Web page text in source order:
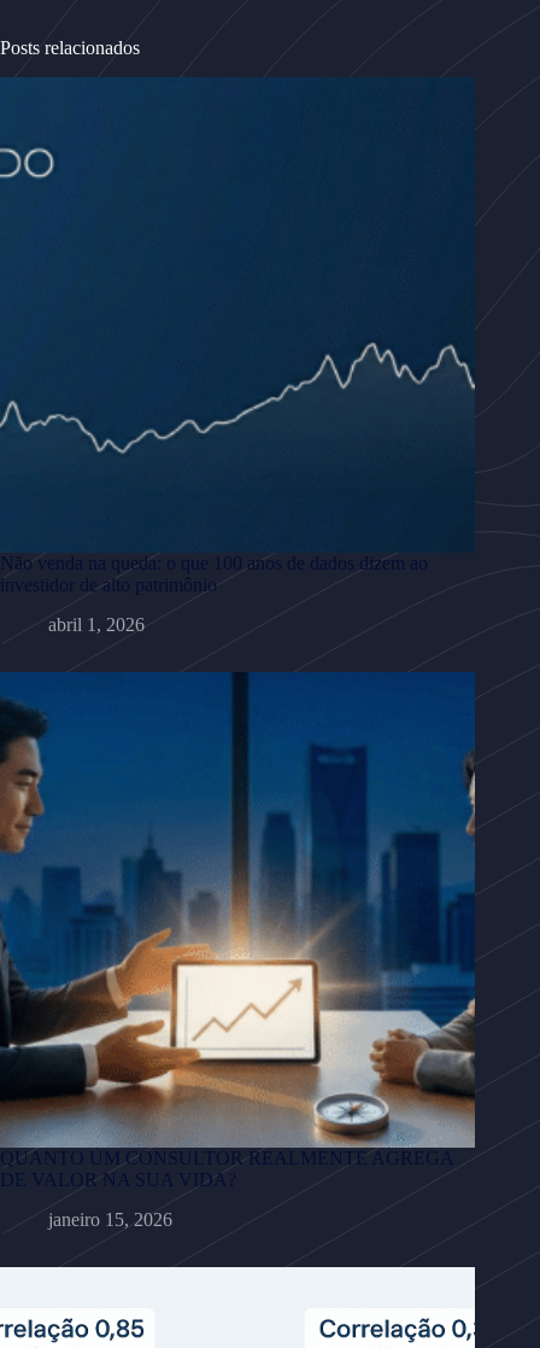
Posts relacionados
Não venda na queda: o que 100 anos de dados dizem ao
investidor de alto patrimônio
abril 1, 2026
QUANTO UM CONSULTOR REALMENTE AGREGA
DE VALOR NA SUA VIDA?
janeiro 15, 2026